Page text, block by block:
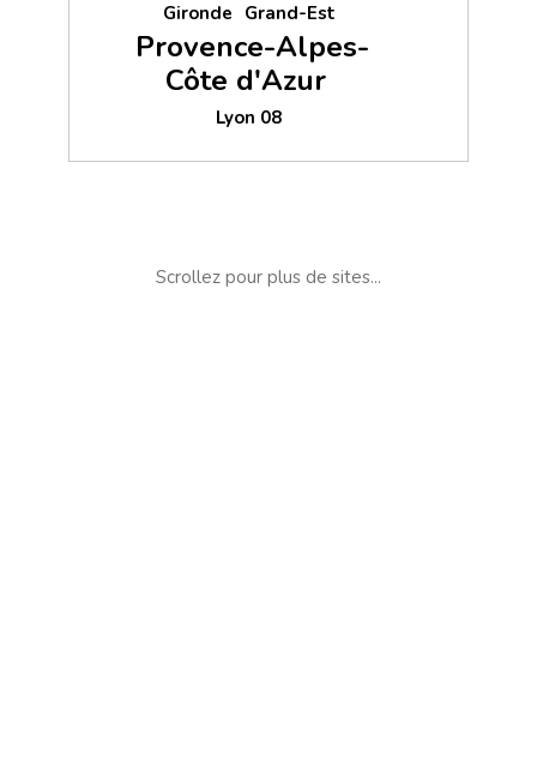
Gironde Grand-Est
Provence-Alpes-
Côte d'Azur
Lyon 08
Scrollez pour plus de sites...